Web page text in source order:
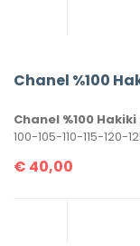
Chanel %100
Chanel %100
€ 40,00